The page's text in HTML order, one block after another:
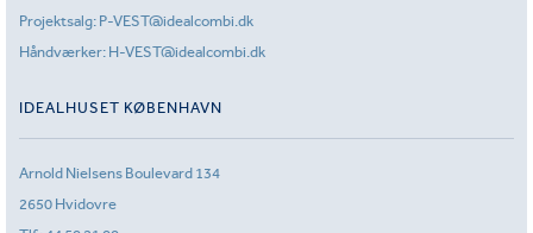
Projektsalg: P-VEST@idealcombi.dk
Håndværker: H-VEST@idealcombi.dk
IDEALHUSET KØBENHAVN
Arnold Nielsens Boulevard 134
2650 Hvidovre